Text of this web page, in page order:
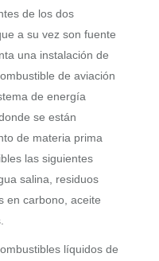
de los dos
a su vez son fuente
una instalación de
de aviación
de energía
se están
de materia prima
las siguientes
salina, residuos
en carbono, aceite
líquidos de